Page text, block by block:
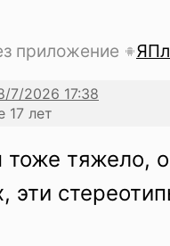
приложение
17 лет
тоже тяжело,
эти